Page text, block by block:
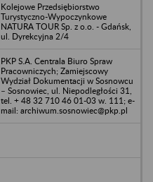
Kolejowe Przedsiębiorstwo
Turystyczno-Wypoczynkowe
NATURA TOUR Sp. z o.o. - Gdańsk,
ul. Dyrekcyjna 2/4
PKP S.A. Centrala Biuro Spraw
Pracowniczych; Zamiejscowy
Wydział Dokumentacji w Sosnowcu
– Sosnowiec, ul. Niepodległości 31,
tel. + 48 32 710 46 01-03 w. 111; e-
mail: archiwum.sosnowiec@pkp.pl